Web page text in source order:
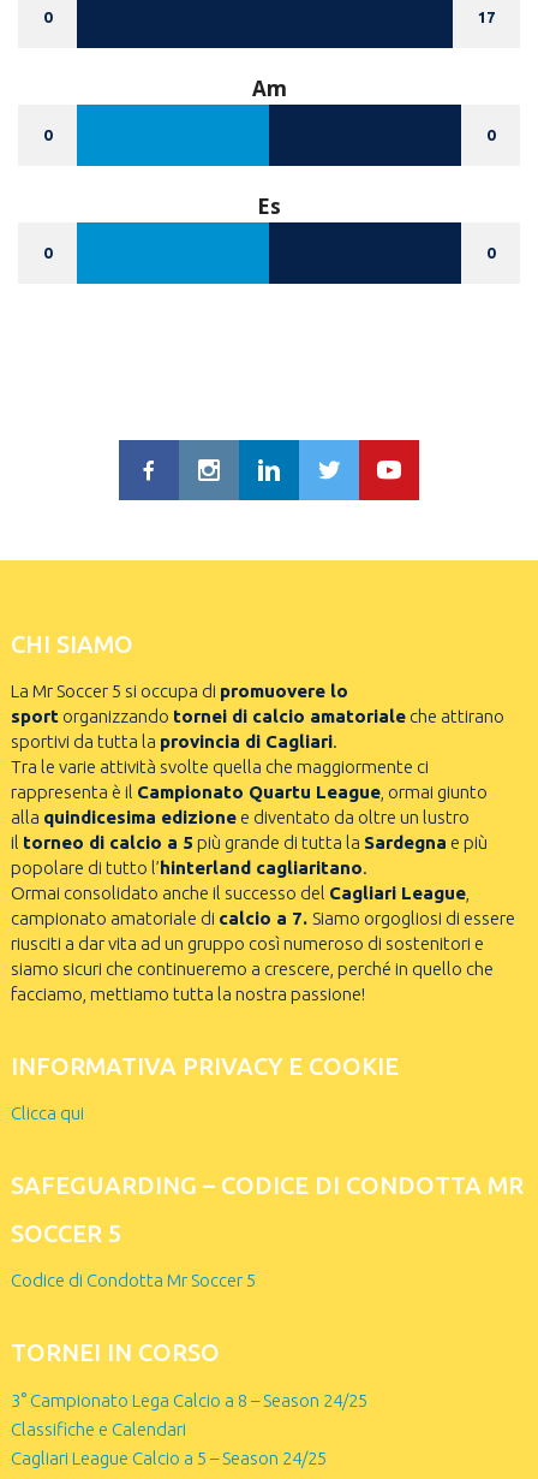
0 17
Am
0 0
Es
0 0
CHI SIAMO
La Mr Soccer 5 si occupa di promuovere lo
sportorganizzando tornei di calcio amatorialeche attirano
sportivi da tutta la provincia di Cagliari.
Tra le varie attività svolte quella che maggiormente ci
rappresenta è il Campionato Quartu League, ormai giunto
alla quindicesima edizionee diventato da oltre un lustro
il torneo di calcio a 5 più grande di tutta la Sardegna e più
popolare di tutto l’hinterland cagliaritano.
Ormai consolidato anche il successo del Cagliari League,
campionato amatoriale di calcio a 7. Siamo orgogliosi di essere
riusciti a dar vita ad un gruppo così numeroso di sostenitori e
siamo sicuri che continueremo a crescere, perché in quello che
facciamo, mettiamo tutta la nostra passione!
INFORMATIVA PRIVACY E COOKIE
Clicca qui
SAFEGUARDING – CODICE DI CONDOTTA MR
SOCCER 5
Codice di Condotta Mr Soccer 5
TORNEI IN CORSO
3° Campionato Lega Calcio a 8 – Season 24/25
Classifiche e Calendari
Cagliari League Calcio a 5 – Season 24/25